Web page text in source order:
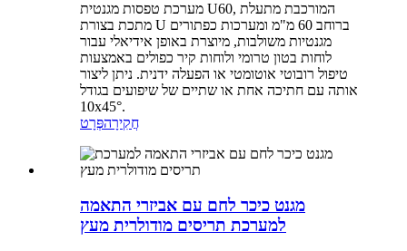
מערכת טפסות מגנטית U60, המורכבת מתעלת
מתכת בצורת U ברוחב 60 מ"מ ומערכות כפתורים
מגנטיות משולבות, מיוצרת באופן אידיאלי עבור
לוחות בטון טרומי ולוחות קיר כפולים באמצעות
טיפול רובוטי אוטומטי או הפעלה ידנית. ניתן ליצור
אותה עם חתיכה אחת או שתיים של שיפועים בגודל
10x45°.
חֲקִירָהפְּרָט
מגנט כיכר לחם עם אביזרי התאמה
למערכת תריסים מודולרית מעץ